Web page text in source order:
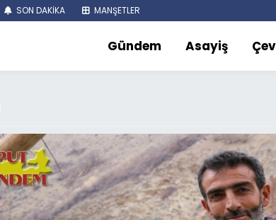
SON DAKİKA MANŞETLER
Gündem Asayiş